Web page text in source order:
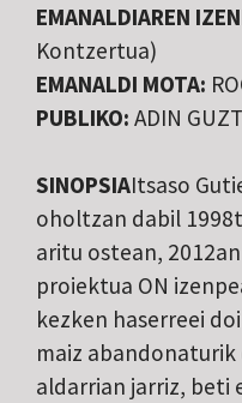
EMANALDIAREN
Kontzertua)
EMANALDI MOTA:
PUBLIKO: ADIN
SINOPSIAItsaso
oholtzan dabil
aritu ostean,
proiektua ON
kezken haserreei
maiz
aldarrian jarriz, beti